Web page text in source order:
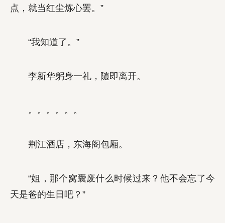
点，就当红尘炼心罢。”
“我知道了。”
李新华躬身一礼，随即离开。
。。。。。。
荆江酒店，东海阁包厢。
“姐，那个窝囊废什么时候过来？他不会忘了今
天是爸的生日吧？”